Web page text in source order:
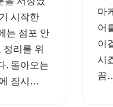
시작한
는 점포 안
리를 위
. 돌아오는
잠시…
마
어
이
시
끔